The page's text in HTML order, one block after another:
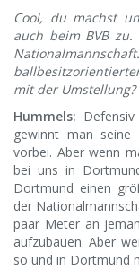
Cool, du machst
auch beim BVB
mit der Umstellung?
Hummels:
gewinnt man
vorbei. Aber wenn
bei uns in
Dortmund einen
der
paar Meter an
aufzubauen. Aber
so und in Dortmund